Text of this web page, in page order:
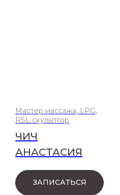
Мастер массажа, LPG,
RSL скульптор
ЧИЧ
АНАСТАСИЯ
ЗАПИСАТЬСЯ